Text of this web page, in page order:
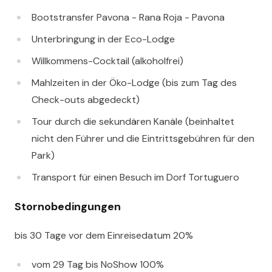
Bootstransfer Pavona - Rana Roja - Pavona
Unterbringung in der Eco-Lodge
Willkommens-Cocktail (alkoholfrei)
Mahlzeiten in der Öko-Lodge (bis zum Tag des
Check-outs abgedeckt)
Tour durch die sekundären Kanäle (beinhaltet
nicht den Führer und die Eintrittsgebühren für den
Park)
Transport für einen Besuch im Dorf Tortuguero
Stornobedingungen
bis 30 Tage vor dem Einreisedatum 20%
vom 29 Tag bis NoShow 100%